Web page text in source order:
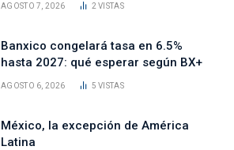
AGOSTO 7, 2026 2VISTAS
Banxico congelará tasa en 6.5%
hasta 2027: qué esperar según BX+
AGOSTO 6, 2026 5VISTAS
México, la excepción de América
Latina